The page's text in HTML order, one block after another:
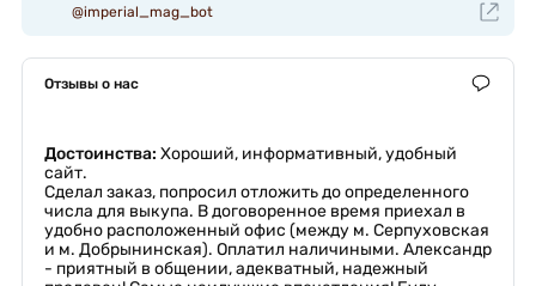
@imperial_mag_bot
Отзывы о нас
Достоинства: Хороший, информативный, удобный
сайт.
Сделал заказ, попросил отложить до определенного
числа для выкупа. В договоренное время приехал в
удобно расположенный офис (между м. Серпуховская
и м. Добрынинская). Оплатил наличиными. Александр
- приятный в общении, адекватный, надежный